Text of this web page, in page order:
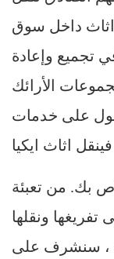
اثاث داخل سوق
تجميع وإعادة
الأرائك
على خدمات
بك. من تعبئة
تفريغها ونقلها
، سنشرف على